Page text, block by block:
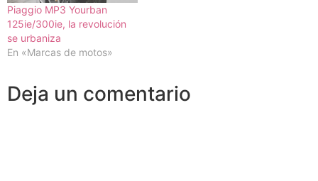
Piaggio MP3 Yourban
125ie/300ie, la revolución
se urbaniza
En «Marcas de motos»
Deja un comentario